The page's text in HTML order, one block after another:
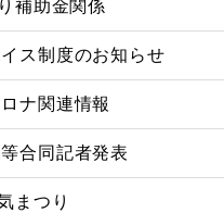
補助金関係
ス制度のお知らせ
ナ関連情報
合同記者発表
まつり